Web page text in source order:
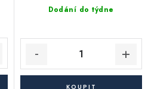
Dodání do týdne